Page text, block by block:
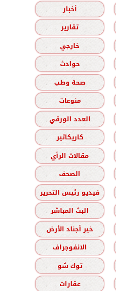
أخبار
تقارير
خارجي
حوادث
صحة وطب
منوعات
العدد الورقي
كاريكاتير
مقالات الرأي
الصحف
فيديو رئيس التحرير
البث المباشر
خير أجناد الأرض
الانفوجراف
توك شو
عقارات